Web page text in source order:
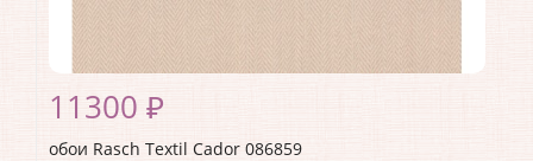
11300 ₽
обои Rasch Textil Cador 086859